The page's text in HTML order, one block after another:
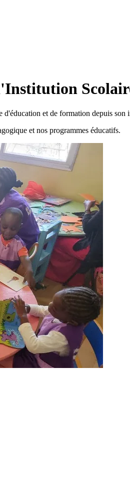
et de formation depuis son
et nos programmes éducatifs.